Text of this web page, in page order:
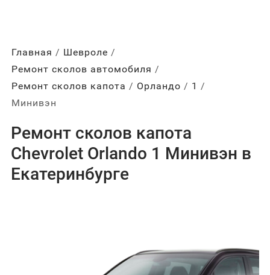
Главная
Шевроле
Ремонт сколов автомобиля
Ремонт сколов капота
Орландо
1
Минивэн
Ремонт сколов капота
Chevrolet Orlando 1 Минивэн в
Екатеринбурге